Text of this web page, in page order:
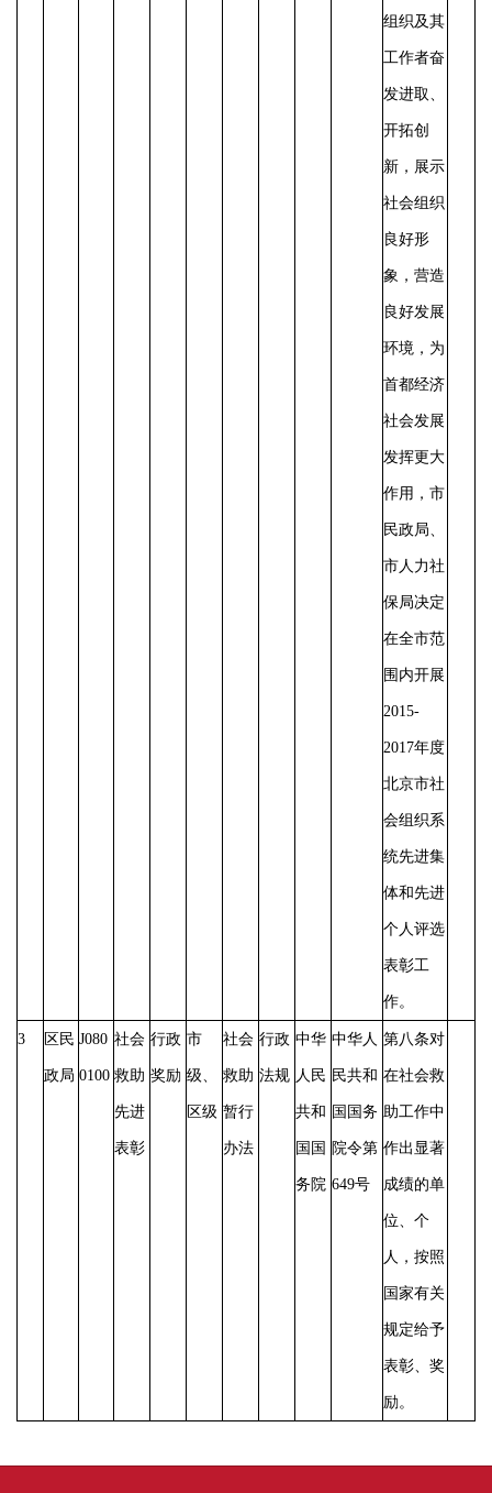
组织及其
工作者奋
发进取、
开拓创
新，展示
社会组织
良好形
象，营造
良好发展
环境，为
首都经济
社会发展
发挥更大
作用，市
民政局、
市人力社
保局决定
在全市范
围内开展
2015-
2017年度
北京市社
会组织系
统先进集
体和先进
个人评选
表彰工
作。
3 区民
政局
J080
0100
社会
救助
先进
表彰
行政
奖励
市
级、
区级
社会
救助
暂行
办法
行政
法规
中华
人民
共和
国国
务院
中华人
民共和
国国务
院令第
649号
第八条对
在社会救
助工作中
作出显著
成绩的单
位、个
人，按照
国家有关
规定给予
表彰、奖
励。